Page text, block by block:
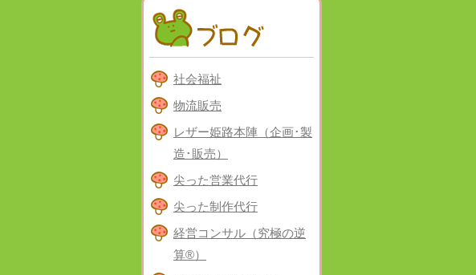
社会福祉
物流販売
レザー姫路本陣（企画･製
造･販売）
尖った営業代行
尖った制作代行
経営コンサル（究極の逆
算®）